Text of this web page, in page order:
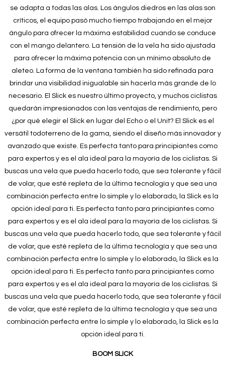
se adapta a todas las alas. Los ángulos diedros en las alas son
críticos, el equipo pasó mucho tiempo trabajando en el mejor
ángulo para ofrecer la máxima estabilidad cuando se conduce
con el mango delantero. La tensión de la vela ha sido ajustada
para ofrecer la máxima potencia con un mínimo absoluto de
aleteo. La forma de la ventana también ha sido refinada para
brindar una visibilidad inigualable sin hacerla más grande de lo
necesario. El Slick es nuestro último proyecto, y muchos ciclistas
quedarán impresionados con las ventajas de rendimiento, pero
¿por qué elegir el Slick en lugar del Echo o el Unit? El Slick es el
versátil todoterreno de la gama, siendo el diseño más innovador y
avanzado que existe. Es perfecta tanto para principiantes como
para expertos y es el ala ideal para la mayoría de los ciclistas. Si
buscas una vela que pueda hacerlo todo, que sea tolerante y fácil
de volar, que esté repleta de la última tecnología y que sea una
combinación perfecta entre lo simple y lo elaborado, la Slick es la
opción ideal para ti. Es perfecta tanto para principiantes como
para expertos y es el ala ideal para la mayoría de los ciclistas. Si
buscas una vela que pueda hacerlo todo, que sea tolerante y fácil
de volar, que esté repleta de la última tecnología y que sea una
combinación perfecta entre lo simple y lo elaborado, la Slick es la
opción ideal para ti. Es perfecta tanto para principiantes como
para expertos y es el ala ideal para la mayoría de los ciclistas. Si
buscas una vela que pueda hacerlo todo, que sea tolerante y fácil
de volar, que esté repleta de la última tecnología y que sea una
combinación perfecta entre lo simple y lo elaborado, la Slick es la
opción ideal para ti.
BOOM SLICK